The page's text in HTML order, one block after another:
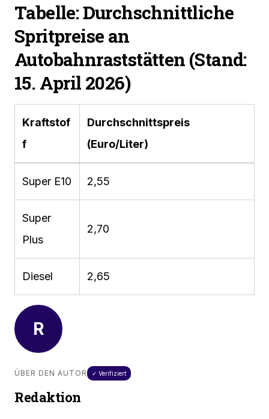
Tabelle: Durchschnittliche
Spritpreise an
Autobahnraststätten (Stand:
15. April 2026)
Kraftstof
f
Durchschnittspreis
(Euro/Liter)
Super E10 2,55
Super
Plus
2,70
Diesel 2,65
R
ÜBER DEN AUTOR ✓ Verifiziert
Redaktion